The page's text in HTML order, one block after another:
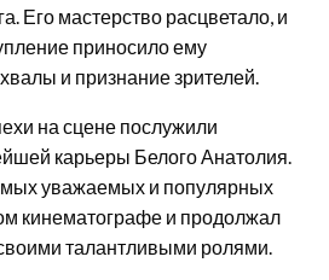
Его мастерство расцветало, и
приносило ему
и признание зрителей.
на сцене послужили
карьеры Белого Анатолия.
уважаемых и популярных
кинематографе и продолжал
талантливыми ролями.